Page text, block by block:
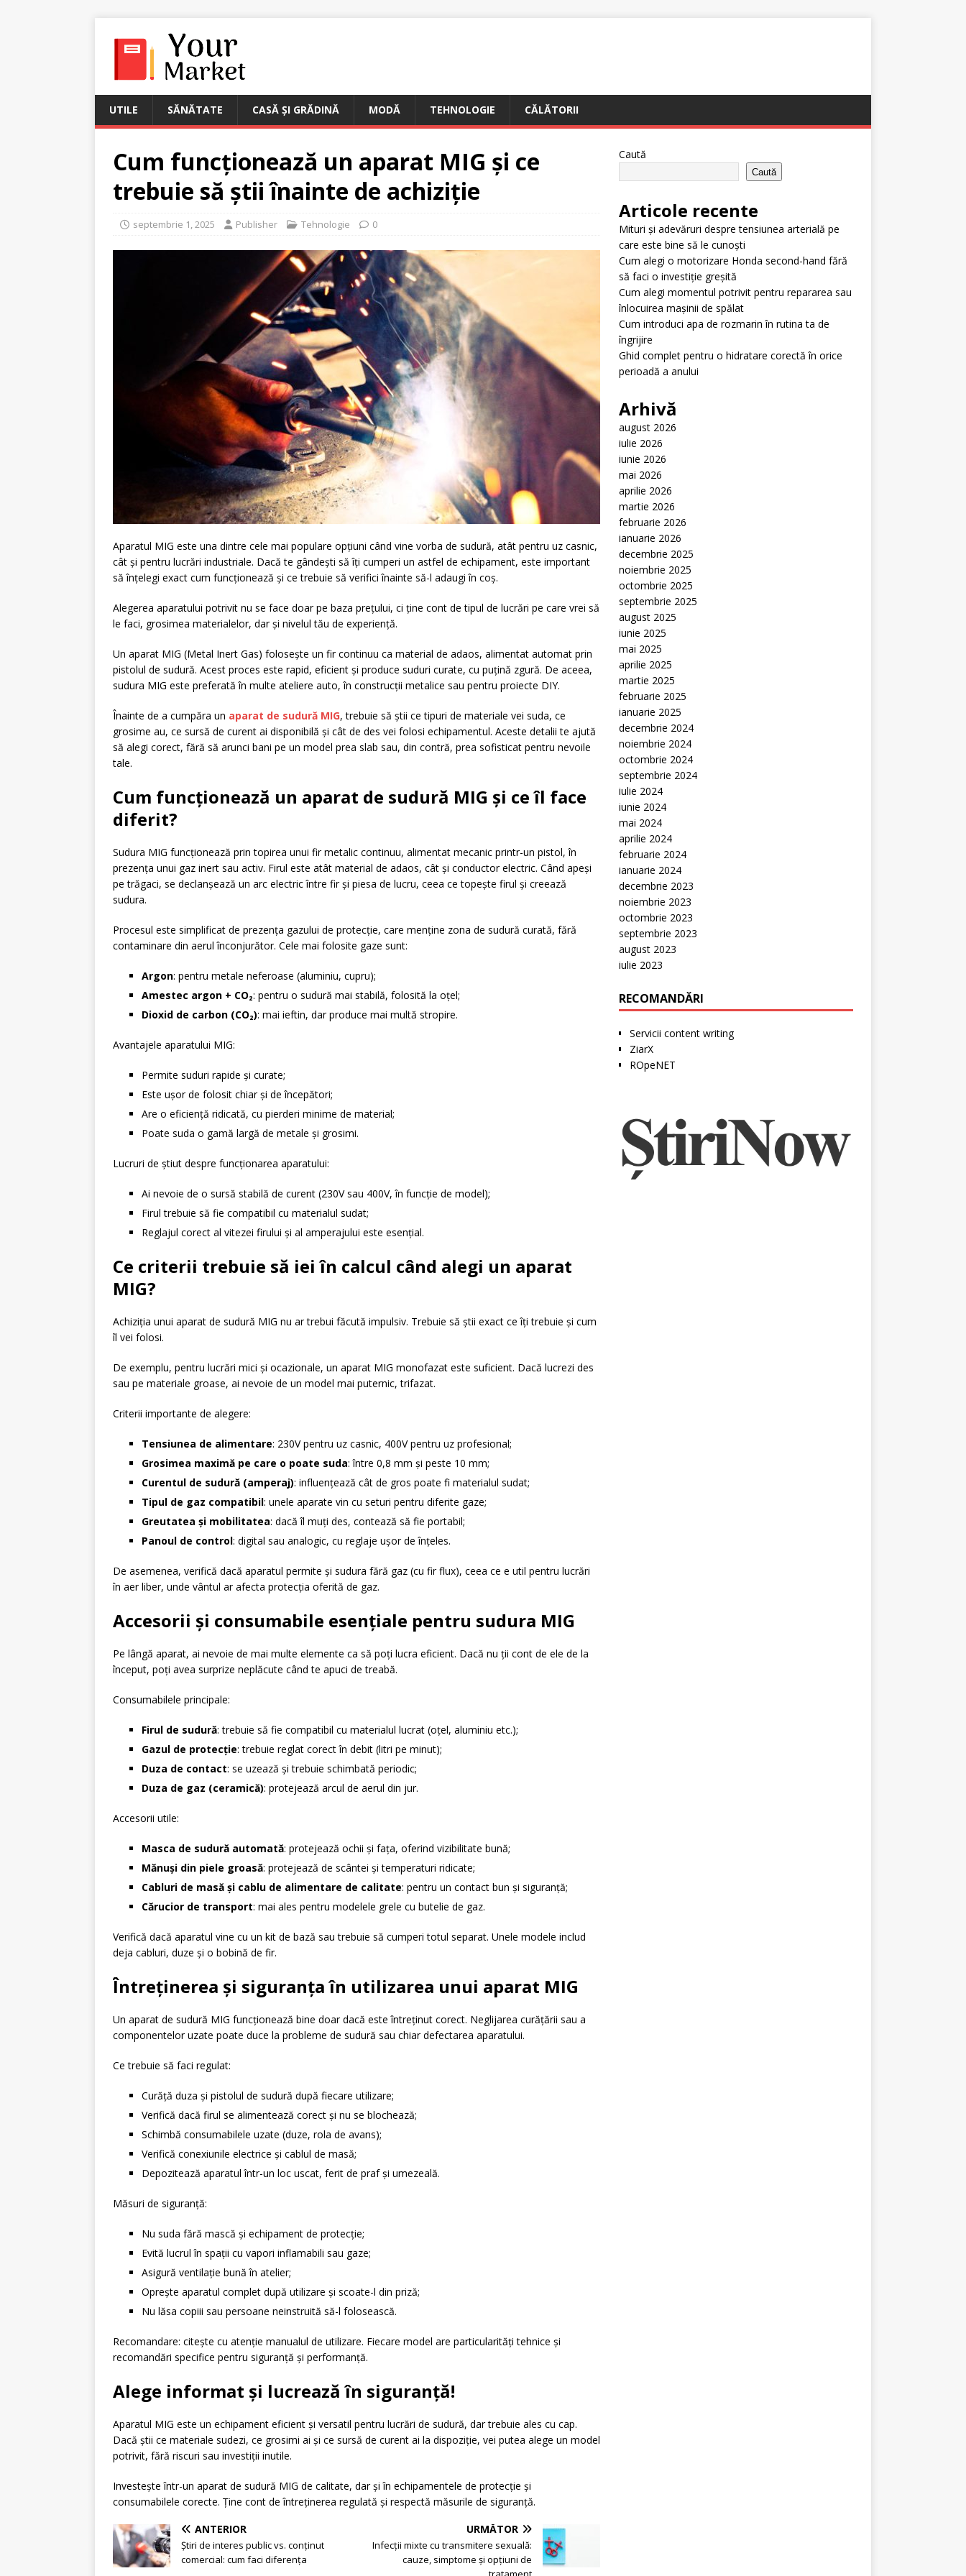
UTILE SĂNĂTATE CASĂ ȘI GRĂDINĂ MODĂ TEHNOLOGIE CĂLĂTORII
Cum funcționează un aparat MIG și ce
trebuie să știi înainte de achiziție
septembrie 1, 2025 Publisher Tehnologie 0
Aparatul MIG este una dintre cele mai populare opțiuni când vine vorba de sudură, atât pentru uz casnic,
cât și pentru lucrări industriale. Dacă te gândești să îți cumperi un astfel de echipament, este important
să înțelegi exact cum funcționează și ce trebuie să verifici înainte să-l adaugi în coș.
Alegerea aparatului potrivit nu se face doar pe baza prețului, ci ține cont de tipul de lucrări pe care vrei să
le faci, grosimea materialelor, dar și nivelul tău de experiență.
Un aparat MIG (Metal Inert Gas) folosește un fir continuu ca material de adaos, alimentat automat prin
pistolul de sudură. Acest proces este rapid, eficient și produce suduri curate, cu puțină zgură. De aceea,
sudura MIG este preferată în multe ateliere auto, în construcții metalice sau pentru proiecte DIY.
Înainte de a cumpăra un aparat de sudură MIG, trebuie să știi ce tipuri de materiale vei suda, ce
grosime au, ce sursă de curent ai disponibilă și cât de des vei folosi echipamentul. Aceste detalii te ajută
să alegi corect, fără să arunci bani pe un model prea slab sau, din contră, prea sofisticat pentru nevoile
tale.
Cum funcționează un aparat de sudură MIG și ce îl face
diferit?
Sudura MIG funcționează prin topirea unui fir metalic continuu, alimentat mecanic printr-un pistol, în
prezența unui gaz inert sau activ. Firul este atât material de adaos, cât și conductor electric. Când apeși
pe trăgaci, se declanșează un arc electric între fir și piesa de lucru, ceea ce topește firul și creează
sudura.
Procesul este simplificat de prezența gazului de protecție, care menține zona de sudură curată, fără
contaminare din aerul înconjurător. Cele mai folosite gaze sunt:
Argon: pentru metale neferoase (aluminiu, cupru);
Amestec argon + CO₂: pentru o sudură mai stabilă, folosită la oțel;
Dioxid de carbon (CO₂): mai ieftin, dar produce mai multă stropire.
Avantajele aparatului MIG:
Permite suduri rapide și curate;
Este ușor de folosit chiar și de începători;
Are o eficiență ridicată, cu pierderi minime de material;
Poate suda o gamă largă de metale și grosimi.
Lucruri de știut despre funcționarea aparatului:
Ai nevoie de o sursă stabilă de curent (230V sau 400V, în funcție de model);
Firul trebuie să fie compatibil cu materialul sudat;
Reglajul corect al vitezei firului și al amperajului este esențial.
Ce criterii trebuie să iei în calcul când alegi un aparat
MIG?
Achiziția unui aparat de sudură MIG nu ar trebui făcută impulsiv. Trebuie să știi exact ce îți trebuie și cum
îl vei folosi.
De exemplu, pentru lucrări mici și ocazionale, un aparat MIG monofazat este suficient. Dacă lucrezi des
sau pe materiale groase, ai nevoie de un model mai puternic, trifazat.
Criterii importante de alegere:
Tensiunea de alimentare: 230V pentru uz casnic, 400V pentru uz profesional;
Grosimea maximă pe care o poate suda: între 0,8 mm și peste 10 mm;
Curentul de sudură (amperaj): influențează cât de gros poate fi materialul sudat;
Tipul de gaz compatibil: unele aparate vin cu seturi pentru diferite gaze;
Greutatea și mobilitatea: dacă îl muți des, contează să fie portabil;
Panoul de control: digital sau analogic, cu reglaje ușor de înțeles.
De asemenea, verifică dacă aparatul permite și sudura fără gaz (cu fir flux), ceea ce e util pentru lucrări
în aer liber, unde vântul ar afecta protecția oferită de gaz.
Accesorii și consumabile esențiale pentru sudura MIG
Pe lângă aparat, ai nevoie de mai multe elemente ca să poți lucra eficient. Dacă nu ții cont de ele de la
început, poți avea surprize neplăcute când te apuci de treabă.
Consumabilele principale:
Firul de sudură: trebuie să fie compatibil cu materialul lucrat (oțel, aluminiu etc.);
Gazul de protecție: trebuie reglat corect în debit (litri pe minut);
Duza de contact: se uzează și trebuie schimbată periodic;
Duza de gaz (ceramică): protejează arcul de aerul din jur.
Accesorii utile:
Masca de sudură automată: protejează ochii și fața, oferind vizibilitate bună;
Mănuși din piele groasă: protejează de scântei și temperaturi ridicate;
Cabluri de masă și cablu de alimentare de calitate: pentru un contact bun și siguranță;
Cărucior de transport: mai ales pentru modelele grele cu butelie de gaz.
Verifică dacă aparatul vine cu un kit de bază sau trebuie să cumperi totul separat. Unele modele includ
deja cabluri, duze și o bobină de fir.
Întreținerea și siguranța în utilizarea unui aparat MIG
Un aparat de sudură MIG funcționează bine doar dacă este întreținut corect. Neglijarea curățării sau a
componentelor uzate poate duce la probleme de sudură sau chiar defectarea aparatului.
Ce trebuie să faci regulat:
Curăță duza și pistolul de sudură după fiecare utilizare;
Verifică dacă firul se alimentează corect și nu se blochează;
Schimbă consumabilele uzate (duze, rola de avans);
Verifică conexiunile electrice și cablul de masă;
Depozitează aparatul într-un loc uscat, ferit de praf și umezeală.
Măsuri de siguranță:
Nu suda fără mască și echipament de protecție;
Evită lucrul în spații cu vapori inflamabili sau gaze;
Asigură ventilație bună în atelier;
Oprește aparatul complet după utilizare și scoate-l din priză;
Nu lăsa copiii sau persoane neinstruită să-l folosească.
Recomandare: citește cu atenție manualul de utilizare. Fiecare model are particularități tehnice și
recomandări specifice pentru siguranță și performanță.
Alege informat și lucrează în siguranță!
Aparatul MIG este un echipament eficient și versatil pentru lucrări de sudură, dar trebuie ales cu cap.
Dacă știi ce materiale sudezi, ce grosimi ai și ce sursă de curent ai la dispoziție, vei putea alege un model
potrivit, fără riscuri sau investiții inutile.
Investește într-un aparat de sudură MIG de calitate, dar și în echipamentele de protecție și
consumabilele corecte. Ține cont de întreținerea regulată și respectă măsurile de siguranță.
ANTERIOR
Știri de interes public vs. conținut
comercial: cum faci diferența
URMĂTOR
Infecții mixte cu transmitere sexuală:
cauze, simptome și opțiuni de
Caută
Caută
Articole recente
Mituri și adevăruri despre tensiunea arterială pe
care este bine să le cunoști
Cum alegi o motorizare Honda second-hand fără
să faci o investiție greșită
Cum alegi momentul potrivit pentru repararea sau
înlocuirea mașinii de spălat
Cum introduci apa de rozmarin în rutina ta de
îngrijire
Ghid complet pentru o hidratare corectă în orice
perioadă a anului
Arhivă
august 2026
iulie 2026
iunie 2026
mai 2026
aprilie 2026
martie 2026
februarie 2026
ianuarie 2026
decembrie 2025
noiembrie 2025
octombrie 2025
septembrie 2025
august 2025
iunie 2025
mai 2025
aprilie 2025
martie 2025
februarie 2025
ianuarie 2025
decembrie 2024
noiembrie 2024
octombrie 2024
septembrie 2024
iulie 2024
iunie 2024
mai 2024
aprilie 2024
februarie 2024
ianuarie 2024
decembrie 2023
noiembrie 2023
octombrie 2023
septembrie 2023
august 2023
iulie 2023
RECOMANDĂRI
Servicii content writing
ZiarX
ROpeNET